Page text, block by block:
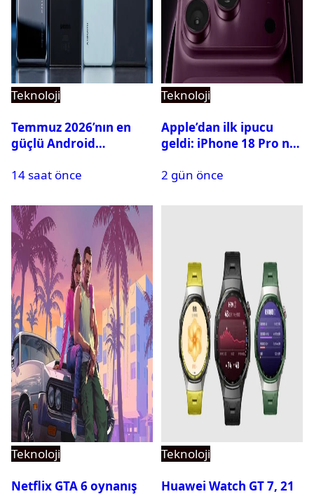
Teknoloji
Temmuz 2026’nın en
güçlü Android
14 saat önce
Teknoloji
Apple’dan ilk ipucu
geldi: iPhone 18 Pro ne
2 gün önce
Teknoloji
Netflix GTA 6 oynanış
Teknoloji
Huawei Watch GT 7, 21